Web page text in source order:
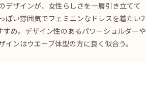
デザインが、女性らしさを一層引き立てて
ぽい雰囲気でフェミニンなドレスを着たい2
すめ。デザイン性のあるパワーショルダーや
インはウエーブ体型の方に良く似合う。